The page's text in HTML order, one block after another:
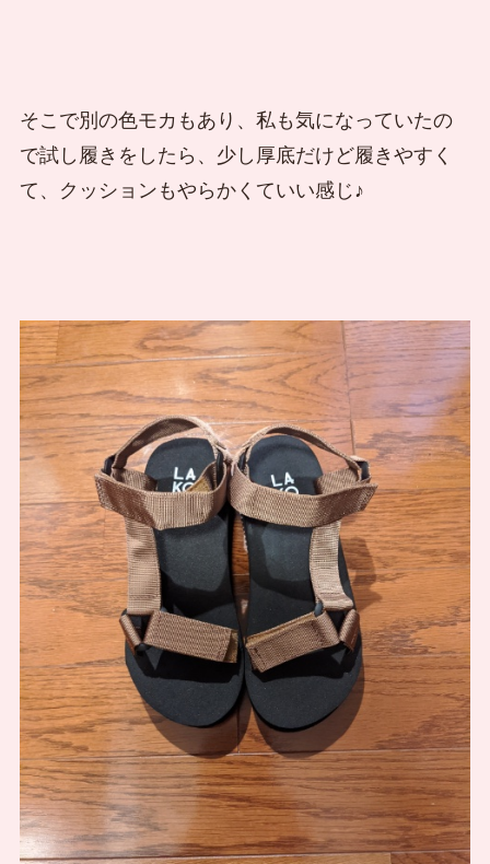
そこで別の色モカもあり、私も気になっていたの
で試し履きをしたら、少し厚底だけど履きやすく
て、クッションもやらかくていい感じ♪